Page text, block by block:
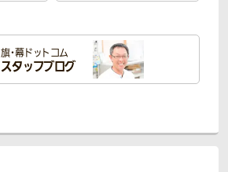
旗・幕ドットコム
スタッフブログ